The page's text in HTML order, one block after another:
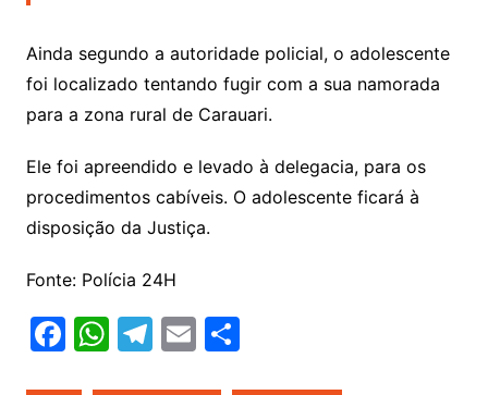
Ainda segundo a autoridade policial, o adolescente
foi localizado tentando fugir com a sua namorada
para a zona rural de Carauari.
Ele foi apreendido e levado à delegacia, para os
procedimentos cabíveis. O adolescente ficará à
disposição da Justiça.
Fonte: Polícia 24H
F W T E S